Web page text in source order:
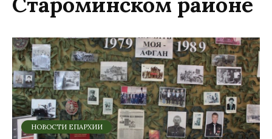
НОВОСТИ ЕПАРХИИ